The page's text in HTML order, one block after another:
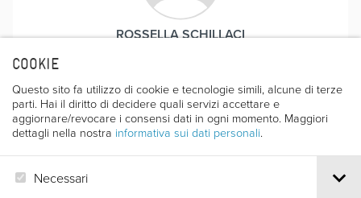
COOKIE
Questo sito fa utilizzo di cookie e tecnologie simili, alcune di terze
parti. Hai il diritto di decidere quali servizi accettare e
aggiornare/revocare i consensi dati in ogni momento. Maggiori
dettagli nella nostra informativa sui dati personali.
Necessari
ROSSELLA SCHILLACI
Nata a Torino nel 1973, ha frequentato la Scuola video I
Cammelli, per conseguire nel 2000 un master in
antropologia visuale a Manchester. Lo stesso anno
dirige il suo primo cortometraggio “Assuntami” e in
seguito “Pratica e Maestria” (2005), che vincono diversi
premi. È stata assistente alla regia in produzioni Rai e
Endemol, mentre nel 2004 ha realizzato in India il
documentario televisivo “Living Beyond Borders”.